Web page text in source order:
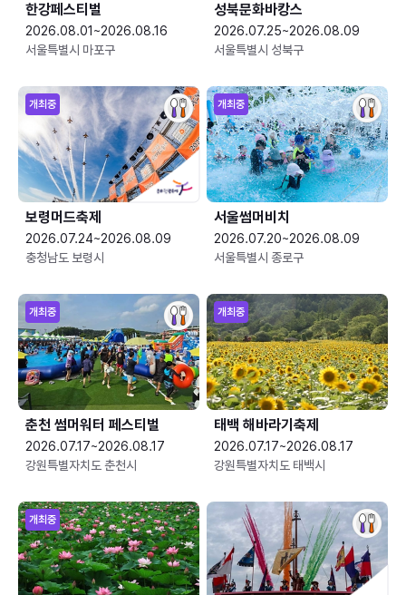
한강페스티벌
2026.08.01~2026.08.16
서울특별시 마포구
성북문화바캉스
2026.07.25~2026.08.09
서울특별시 성북구
개최중
보령머드축제
2026.07.24~2026.08.09
충청남도 보령시
개최중
서울썸머비치
2026.07.20~2026.08.09
서울특별시 종로구
개최중
춘천 썸머워터 페스티벌
2026.07.17~2026.08.17
강원특별자치도 춘천시
개최중
태백 해바라기축제
2026.07.17~2026.08.17
강원특별자치도 태백시
개최중